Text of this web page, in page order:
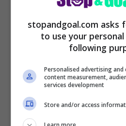
squadra che lotta
Champions League,
stessa competizione. E
per la trequarti di
stopandgoal.com asks
to use your
following
Personalised advertising
content measurement,
services development
Store and/or access